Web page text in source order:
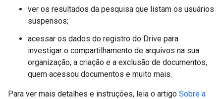
ver os resultados da pesquisa que listam os usuários
suspensos;
acessar os dados do registro do Drive para
investigar o compartilhamento de arquivos na sua
organização, a criação e a exclusão de documentos,
quem acessou documentos e muito mais.
Para ver mais detalhes e instruções, leia o artigo Sobre a